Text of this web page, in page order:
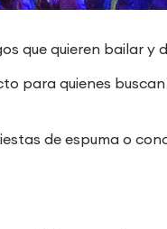
que quieren bailar y
para quienes
de espuma o